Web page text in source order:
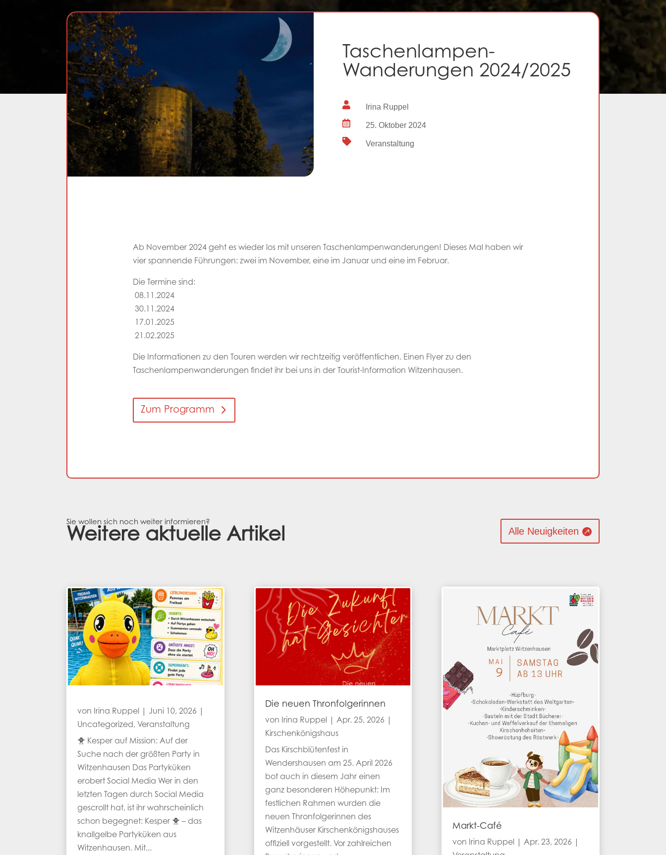
Taschenlampen-
Wanderungen 2024/2025
 Irina Ruppel
 25. Oktober 2024
 Veranstaltung
Ab November 2024 geht es wieder los mit unseren Taschenlampenwanderungen! Dieses Mal haben wir
vier spannende Führungen: zwei im November, eine im Januar und eine im Februar.
Die Termine sind:
08.11.2024
30.11.2024
17.01.2025
21.02.2025
Die Informationen zu den Touren werden wir rechtzeitig veröffentlichen. Einen Flyer zu den
Taschenlampenwanderungen findet ihr bei uns in der Tourist-Information Witzenhausen.
Zum Programm
Sie wollen sich noch weiter informieren?
Weitere aktuelle Artikel Alle Neuigkeiten
von Irina Ruppel Juni 10, 2026
Uncategorized, Veranstaltung
🐥 Kesper auf Mission: Auf der
Suche nach der größten Party in
Witzenhausen Das Partyküken
erobert Social Media Wer in den
letzten Tagen durch Social Media
gescrollt hat, ist ihr wahrscheinlich
schon begegnet: Kesper 🐥 – das
knallgelbe Partyküken aus
Witzenhausen. Mit...
Die neuen Thronfolgerinnen
von Irina Ruppel Apr. 25, 2026
Kirschenkönigshaus
Das Kirschblütenfest in
Wendershausen am 25. April 2026
bot auch in diesem Jahr einen
ganz besonderen Höhepunkt: Im
festlichen Rahmen wurden die
neuen Thronfolgerinnen des
Witzenhäuser Kirschenkönigshauses
offiziell vorgestellt. Vor zahlreichen
Markt-Café
von Irina Ruppel Apr. 23, 2026